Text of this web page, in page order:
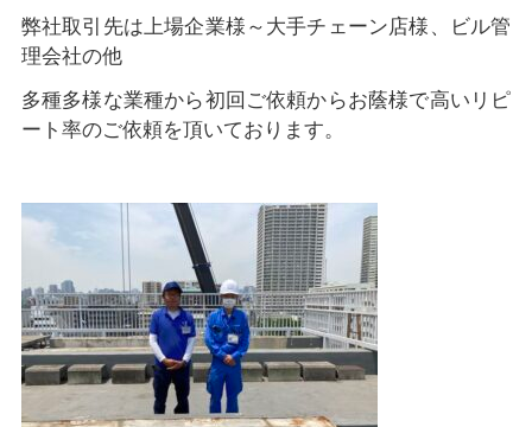
弊社取引先は上場企業様～大手チェーン店様、ビル管
理会社の他
多種多様な業種から初回ご依頼からお蔭様で高いリピ
ート率のご依頼を頂いております。